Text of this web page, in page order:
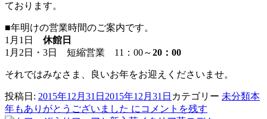
ております。
■年明けの営業時間のご案内です。
1月1日 休館日
1月2日・3日 短縮営業 11：00～20：00
それではみなさま、良いお年をお迎えくださいませ。
投稿日: 2015年12月31日 2015年12月31日 カテゴリー 未分類本
年もありがとうございました に コメントを残す